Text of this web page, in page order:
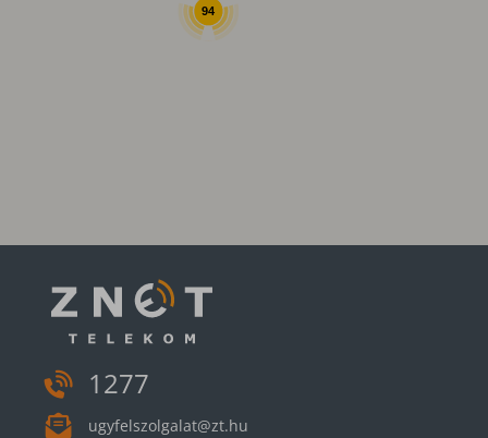
94
1277
ugyfelszolgalat@zt.hu